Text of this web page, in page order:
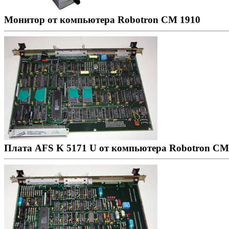
Монитор от компьютера Robotron CM 1910
Плата AFS K 5171 U от компьютера Robotron